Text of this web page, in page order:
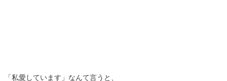
「私愛しています」なんて言うと、